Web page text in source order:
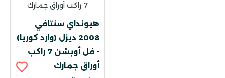
هيونداي سنتافي
2008 ديزل (وارد كوريا)
- فل أوبشن 7 راكب
أوراق جمارك